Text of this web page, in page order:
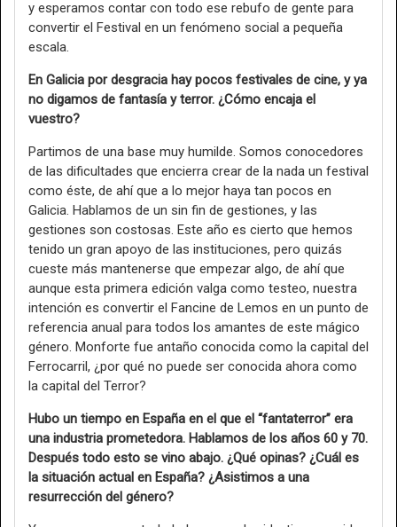
y esperamos contar con todo ese rebufo de gente para
convertir el Festival en un fenómeno social a pequeña
escala.
En Galicia por desgracia hay pocos festivales de cine, y ya
no digamos de fantasía y terror. ¿Cómo encaja el
vuestro?
Partimos de una base muy humilde. Somos conocedores
de las dificultades que encierra crear de la nada un festival
como éste, de ahí que a lo mejor haya tan pocos en
Galicia. Hablamos de un sin fin de gestiones, y las
gestiones son costosas. Este año es cierto que hemos
tenido un gran apoyo de las instituciones, pero quizás
cueste más mantenerse que empezar algo, de ahí que
aunque esta primera edición valga como testeo, nuestra
intención es convertir el Fancine de Lemos en un punto de
referencia anual para todos los amantes de este mágico
género. Monforte fue antaño conocida como la capital del
Ferrocarril, ¿por qué no puede ser conocida ahora como
la capital del Terror?
Hubo un tiempo en España en el que el “fantaterror” era
una industria prometedora. Hablamos de los años 60 y 70.
Después todo esto se vino abajo. ¿Qué opinas? ¿Cuál es
la situación actual en España? ¿Asistimos a una
resurrección del género?